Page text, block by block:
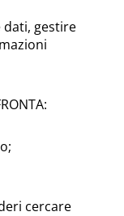
gestire
cercare